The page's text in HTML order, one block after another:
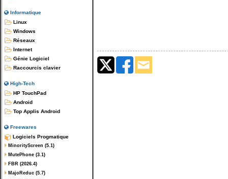
Informatique
Linux
Windows
Réseaux
Internet
Génie Logiciel
Raccourcis clavier
High-Tech
HP TouchPad
Android
Top Applis Android
Freewares
Logiciels Progmatique
MinorityScreen (5.1)
MutePhone (3.1)
FBR (2026.4)
MajoReduc (5.7)